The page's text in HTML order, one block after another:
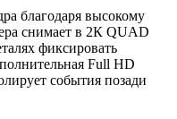
благодаря высокому
снимает в 2К QUAD
фиксировать
Full HD
события позади